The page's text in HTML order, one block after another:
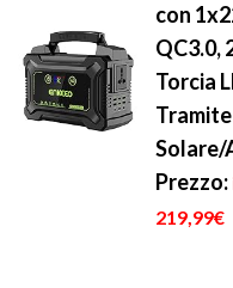
con
QC3.0,
Torcia
Solare/
Prezzo:
219,99€